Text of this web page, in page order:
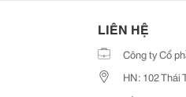
LIÊN HỆ
Công ty Cổ
HN: 102 Thái